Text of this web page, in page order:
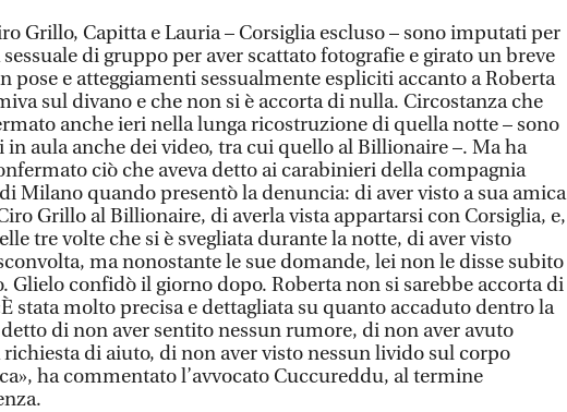
Grillo, Capitta e Lauria – Corsiglia escluso – sono imputati per
di gruppo per aver scattato fotografie e girato un breve
pose e atteggiamenti sessualmente espliciti accanto a Roberta
sul divano e che non si è accorta di nulla. Circostanza che
anche ieri nella lunga ricostruzione di quella notte – sono
in aula anche dei video, tra cui quello al Billionaire –. Ma ha
ciò che aveva detto ai carabinieri della compagnia
Milano quando presentò la denuncia: di aver visto a sua amica
Grillo al Billionaire, di averla vista appartarsi con Corsiglia, e,
tre volte che si è svegliata durante la notte, di aver visto
ma nonostante le sue domande, lei non le disse subito
Glielo confidò il giorno dopo. Roberta non si sarebbe accorta di
stata molto precisa e dettagliata su quanto accaduto dentro la
detto di non aver sentito nessun rumore, di non aver avuto
richiesta di aiuto, di non aver visto nessun livido sul corpo
ha commentato l’avvocato Cuccureddu, al termine